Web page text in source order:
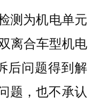
测为机电单元
离合车型机电
后问题得到解
题，也不承认